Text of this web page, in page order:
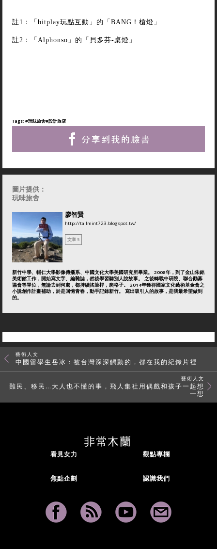
註1：「bitplay玩點互動」的「BANG！槍燈」
註2：「Alphonso」的「貝多芬-桌燈」
Tags: #玩味旅舍#設計旅店
圖片提供：
玩味旅舍
廖智賢
http://tallmint723.blogspot.tw/
文章 5
新竹中學、輔仁大學影像傳播系、中國文化大學美國研究所畢業。 2008年，到了金山朱銘
美術館工作，開始寫文字、編雜誌，然後學習聽別人說故事。 之後轉戰中研院、聯合勸募
協會等單位，無論去到何處，都持續搖筆桿，爬格子。 2014年獲得國家文化藝術基金會之
小說創作計畫補助，於是回憶青春，動手記錄新竹。 寫出吸引人的故事，是我最希望做到
的。
藝術人文
中國留學生岳冰：被台灣深深觸動的，都在我的紀錄片裡
藝術人文
難民、移民…大人也不懂的事，飛人集社用偶戲和孩子一起想
一想
看見女力 觀點專欄
焦點企劃 認識我們